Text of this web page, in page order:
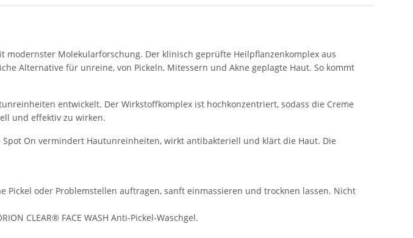
modernster Molekularforschung. Der klinisch geprüfte Heilpflanzenkomplex aus
Alternative für unreine, von Pickeln, Mitessern und Akne geplagte Haut. So kommt
entwickelt. Der Wirkstoffkomplex ist hochkonzentriert, sodass die Creme
und effektiv zu wirken.
On vermindert Hautunreinheiten, wirkt antibakteriell und klärt die Haut. Die
oder Problemstellen auftragen, sanft einmassieren und trocknen lassen. Nicht
CLEAR® FACE WASH Anti-Pickel-Waschgel.